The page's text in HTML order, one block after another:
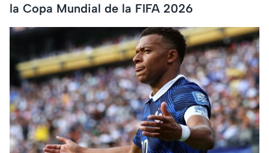
la Copa Mundial de la FIFA 2026